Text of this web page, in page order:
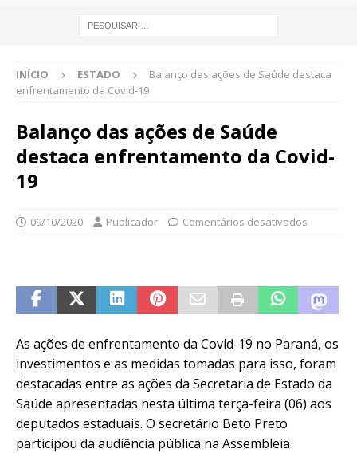
INÍCIO ESTADO
Balanço das ações de Saúde destaca
enfrentamento da Covid-19
Balanço das ações de Saúde
destaca enfrentamento da Covid-
19
09/10/2020 Publicador Comentários desativados
As ações de enfrentamento da Covid-19 no Paraná, os
investimentos e as medidas tomadas para isso, foram
destacadas entre as ações da Secretaria de Estado da
Saúde apresentadas nesta última terça-feira (06) aos
deputados estaduais. O secretário Beto Preto
participou da audiência pública na Assembleia